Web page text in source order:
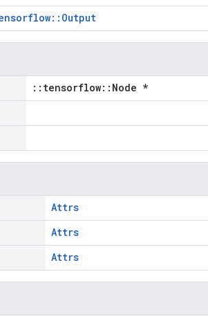
::tensorflow::Node *
Attrs
Attrs
Attrs